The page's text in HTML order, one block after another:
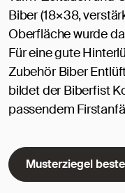
Biber (18×38,
Oberfläche wurde
Für eine gute
Zubehör Biber
bildet der Biberfist
passendem
Musterziegel